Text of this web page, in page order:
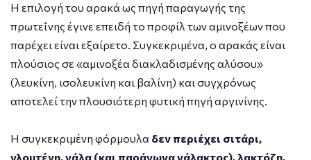
Η επιλογή του αρακά ως πηγή παραγωγής της
πρωτεΐνης έγινε επειδή το προφίλ των αμινοξέων που
παρέχει είναι εξαίρετο. Συγκεκριμένα, ο αρακάς είναι
πλούσιος σε «αμινοξέα διακλαδισμένης αλύσου»
(λευκίνη, ισολευκίνη και βαλίνη) και συγχρόνως
αποτελεί την πλουσιότερη φυτική πηγή αργινίνης.
Η συγκεκριμένη φόρμουλα δεν περιέχει σιτάρι,
γλουτένη, γάλα (και παράγωγα γάλακτος), λακτόζη,